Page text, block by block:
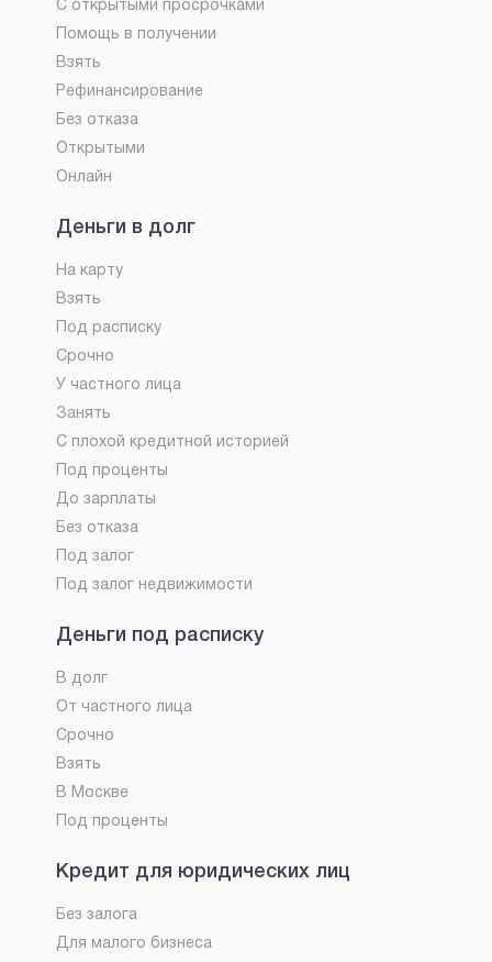
С открытыми просрочками
Помощь в получении
Взять
Рефинансирование
Без отказа
Открытыми
Онлайн
Деньги в долг
На карту
Взять
Под расписку
Срочно
У частного лица
Занять
С плохой кредитной историей
Под проценты
До зарплаты
Без отказа
Под залог
Под залог недвижимости
Деньги под расписку
В долг
От частного лица
Срочно
Взять
В Москве
Под проценты
Кредит для юридических лиц
Без залога
Для малого бизнеса